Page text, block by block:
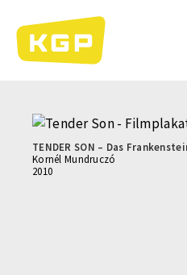
zum
Inhalt
TENDER SON – Das
Kornél Mundruczó
2010